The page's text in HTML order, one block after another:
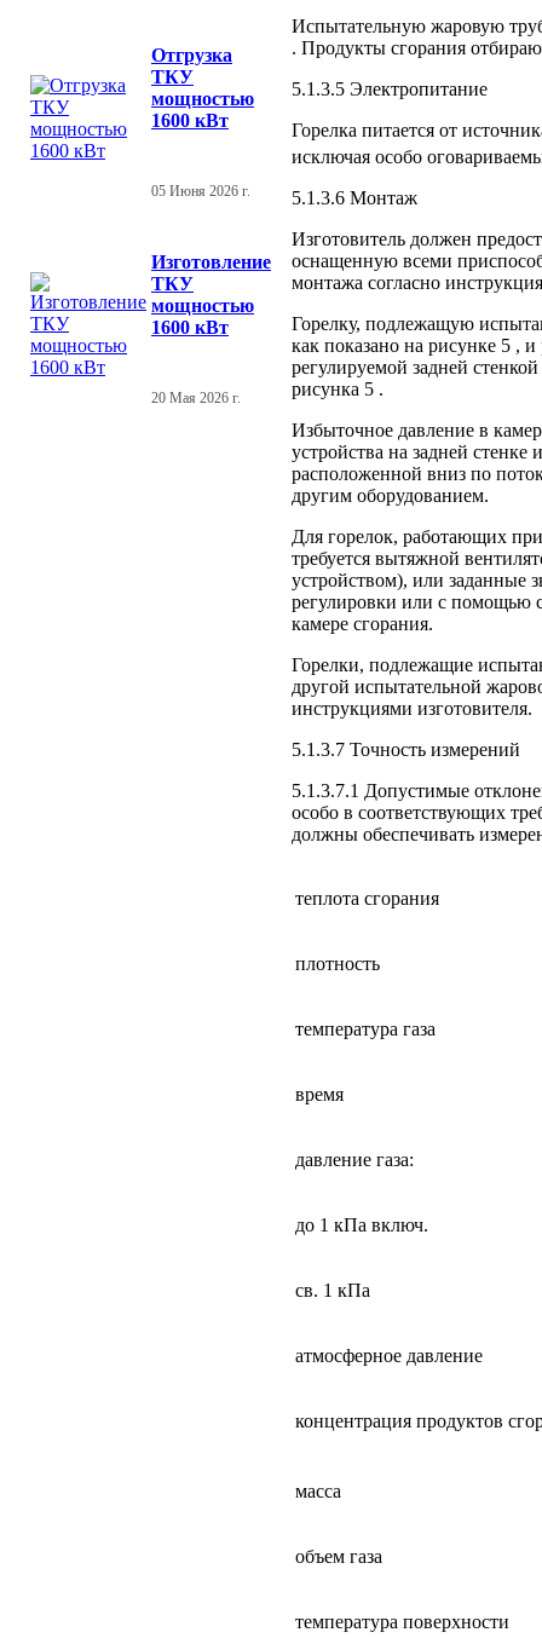
Отгрузка
ТКУ
мощностью
1600 кВт
05 Июня 2026 г.
Изготовление
ТКУ
мощностью
1600 кВт
20 Мая 2026 г.
Испытательную жаровую
. Продукты сгорания
5.1.3.5 Электропитание
Горелка питается от
исключая особо
5.1.3.6 Монтаж
Изготовитель должен
оснащенную всеми
монтажа согласно
Горелку, подлежащую
как показано на рисунке 5 ,
регулируемой задней
рисунка 5 .
Избыточное давление в
устройства на задней
расположенной вниз по
другим оборудованием.
Для горелок, работающих
требуется вытяжной
устройством), или заданные
регулировки или с помощью
камере сгорания.
Горелки, подлежащие
другой испытательной
инструкциями изготовителя.
5.1.3.7 Точность измерений
5.1.3.7.1 Допустимые
особо в соответствующих
должны обеспечивать
теплота сгорания
плотность
температура газа
время
давление газа:
до 1 кПа включ.
св. 1 кПа
атмосферное давление
концентрация продуктов
масса
объем газа
температура поверхности